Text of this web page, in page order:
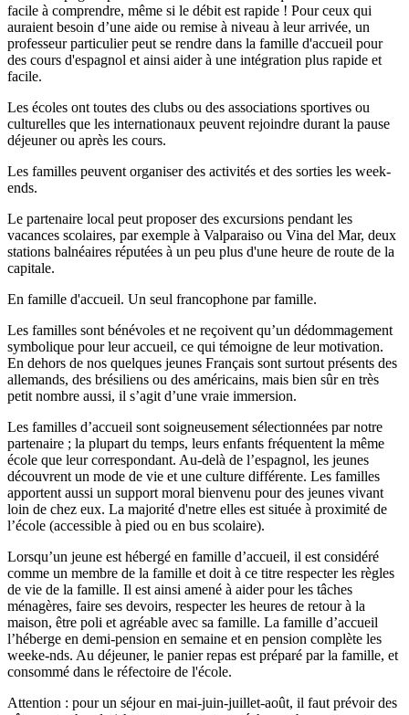
facile à comprendre, même si le débit est rapide ! Pour ceux qui
auraient besoin d’une aide ou remise à niveau à leur arrivée, un
professeur particulier peut se rendre dans la famille d'accueil pour
des cours d'espagnol et ainsi aider à une intégration plus rapide et
facile.
Les écoles ont toutes des clubs ou des associations sportives ou
culturelles que les internationaux peuvent rejoindre durant la pause
déjeuner ou après les cours.
Les familles peuvent organiser des activités et des sorties les week-
ends.
Le partenaire local peut proposer des excursions pendant les
vacances scolaires, par exemple à Valparaiso ou Vina del Mar, deux
stations balnéaires réputées à un peu plus d'une heure de route de la
capitale.
En famille d'accueil. Un seul francophone par famille.
Les familles sont bénévoles et ne reçoivent qu’un dédommagement
symbolique pour leur accueil, ce qui témoigne de leur motivation.
En dehors de nos quelques jeunes Français sont surtout présents des
allemands, des brésiliens ou des américains, mais bien sûr en très
petit nombre aussi, il s’agit d’une vraie immersion.
Les familles d’accueil sont soigneusement sélectionnées par notre
partenaire ; la plupart du temps, leurs enfants fréquentent la même
école que leur correspondant. Au-delà de l’espagnol, les jeunes
découvrent un mode de vie et une culture différente. Les familles
apportent aussi un support moral bienvenu pour des jeunes vivant
loin de chez eux. La majorité d'netre elles est située à proximité de
l’école (accessible à pied ou en bus scolaire).
Lorsqu’un jeune est hébergé en famille d’accueil, il est considéré
comme un membre de la famille et doit à ce titre respecter les règles
de vie de la famille. Il est ainsi amené à aider pour les tâches
ménagères, faire ses devoirs, respecter les heures de retour à la
maison, être poli et agréable avec sa famille. La famille d’accueil
l’héberge en demi-pension en semaine et en pension complète les
weeke-nds. Au déjeuner, le panier repas est préparé par la famille, et
consommé dans le réfectoire de l'école.
Attention : pour un séjour en mai-juin-juillet-août, il faut prévoir des